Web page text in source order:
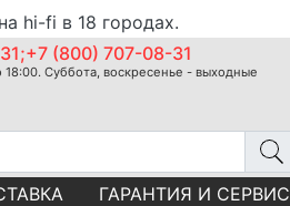
hi-fi в 18 городах.
(800) 707-08-31
18:00. Суббота, воскресенье - выходные
ГАРАНТИЯ И СЕРВИС